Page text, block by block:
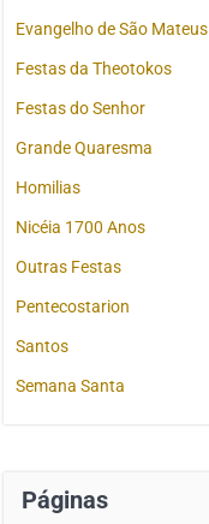
Evangelho de São Mateus
Festas da Theotokos
Festas do Senhor
Grande Quaresma
Homilias
Nicéia 1700 Anos
Outras Festas
Pentecostarion
Santos
Semana Santa
Páginas